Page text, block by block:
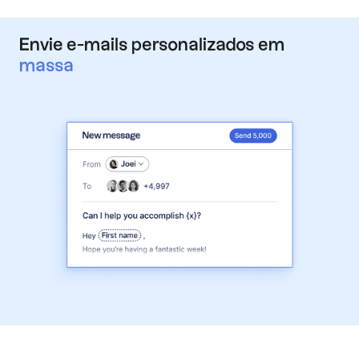
Envie e-mails personalizados em
massa